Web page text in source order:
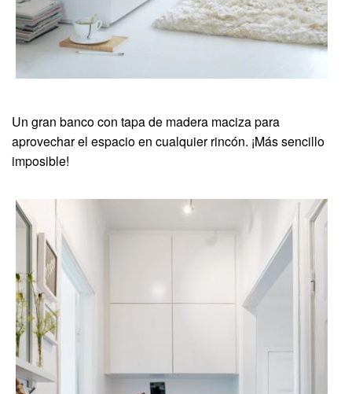
Un gran banco con tapa de madera maciza para
aprovechar el espacio en cualquier rincón. ¡Más sencillo
imposible!